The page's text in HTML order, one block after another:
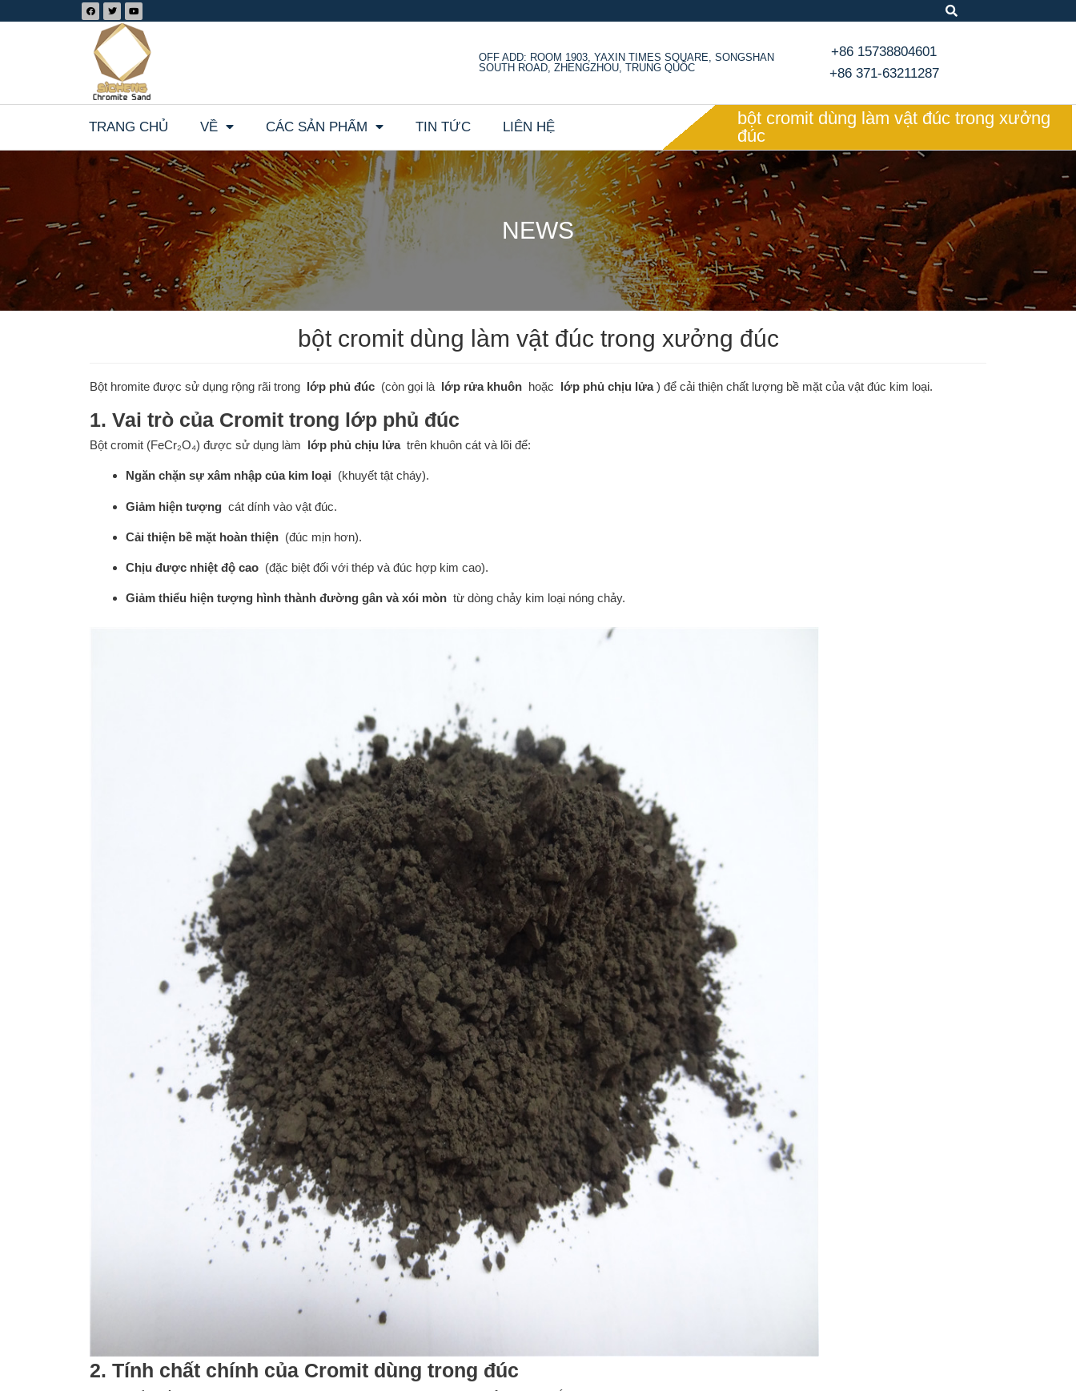
OFF ADD: ROOM 1903, YAXIN TIMES SQUARE, SONGSHAN
SOUTH ROAD, ZHENGZHOU, TRUNG QUỐC
+86 15738804601
+86 371-63211287
TRANG CHỦ VỀ CÁC SẢN PHẨM TIN TỨC LIÊN HỆ
bột cromit dùng làm vật đúc trong xưởng
đúc
NEWS
bột cromit dùng làm vật đúc trong xưởng đúc
Bột hromite được sử dụng rộng rãi trong lớp phủ đúc (còn gọi là lớp rửa khuôn hoặc lớp phủ chịu lửa) để cải thiện chất lượng bề mặt của vật đúc kim loại.
1. Vai trò của Cromit trong lớp phủ đúc
Bột cromit (FeCr₂O₄) được sử dụng làm lớp phủ chịu lửatrên khuôn cát và lõi để:
Ngăn chặn sự xâm nhập của kim loại (khuyết tật cháy).
Giảm hiện tượng cát dính vào vật đúc.
Cải thiện bề mặt hoàn thiện (đúc mịn hơn).
Chịu được nhiệt độ cao (đặc biệt đối với thép và đúc hợp kim cao).
Giảm thiểu hiện tượng hình thành đường gân và xói mòn từ dòng chảy kim loại nóng chảy.
2. Tính chất chính của Cromit dùng trong đúc